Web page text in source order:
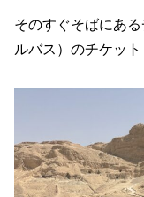
そのすぐそばにあ
ルバス）のチケット